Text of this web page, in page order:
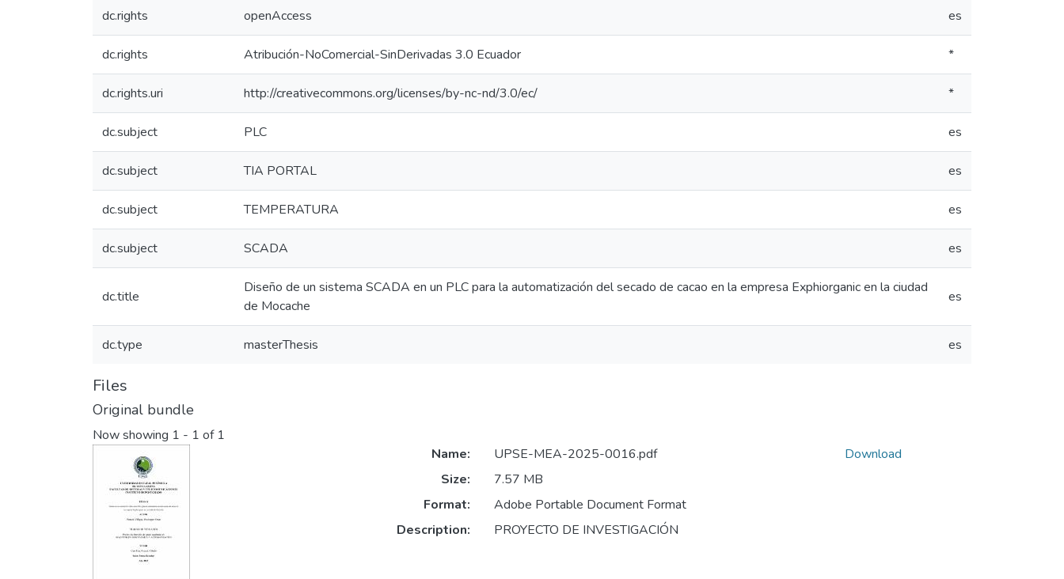
dc.rights openAccess es
dc.rights Atribución-NoComercial-SinDerivadas 3.0 Ecuador *
dc.rights.uri http://creativecommons.org/licenses/by-nc-nd/3.0/ec/ *
dc.subject PLC es
dc.subject TIA PORTAL es
dc.subject TEMPERATURA es
dc.subject SCADA es
dc.title
Diseño de un sistema SCADA en un PLC para la automatización del secado de cacao en la empresa Exphiorganic en la ciudad
de Mocache
es
dc.type masterThesis es
Files
Original bundle
Now showing 1 - 1 of 1
Name:
UPSE-MEA-2025-0016.pdf
Size:
7.57 MB
Format:
Adobe Portable Document Format
Description:
PROYECTO DE INVESTIGACIÓN
Download